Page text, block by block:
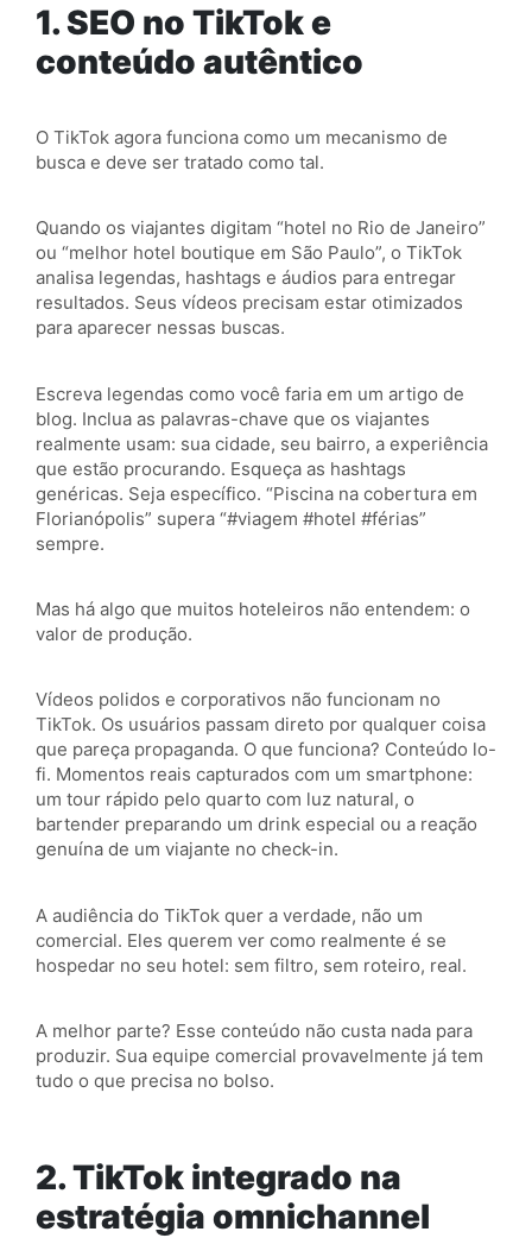
1. SEO no TikTok e
conteúdo autêntico
O TikTok agora funciona como um mecanismo de
busca e deve ser tratado como tal.
Quando os viajantes digitam “hotel no Rio de Janeiro”
ou “melhor hotel boutique em São Paulo”, o TikTok
analisa legendas, hashtags e áudios para entregar
resultados. Seus vídeos precisam estar otimizados
para aparecer nessas buscas.
Escreva legendas como você faria em um artigo de
blog. Inclua as palavras-chave que os viajantes
realmente usam: sua cidade, seu bairro, a experiência
que estão procurando. Esqueça as hashtags
genéricas. Seja específico. “Piscina na cobertura em
Florianópolis” supera “#viagem #hotel #férias”
sempre.
Mas há algo que muitos hoteleiros não entendem: o
valor de produção.
Vídeos polidos e corporativos não funcionam no
TikTok. Os usuários passam direto por qualquer coisa
que pareça propaganda. O que funciona? Conteúdo lo-
fi. Momentos reais capturados com um smartphone:
um tour rápido pelo quarto com luz natural, o
bartender preparando um drink especial ou a reação
genuína de um viajante no check-in.
A audiência do TikTok quer a verdade, não um
comercial. Eles querem ver como realmente é se
hospedar no seu hotel: sem filtro, sem roteiro, real.
A melhor parte? Esse conteúdo não custa nada para
produzir. Sua equipe comercial provavelmente já tem
tudo o que precisa no bolso.
2. TikTok integrado na
estratégia omnichannel